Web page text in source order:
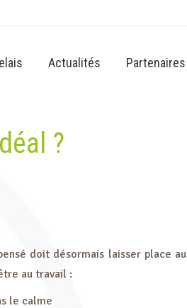
Actualités Partenaires
?
doit désormais laisser place au
au travail :
le calme